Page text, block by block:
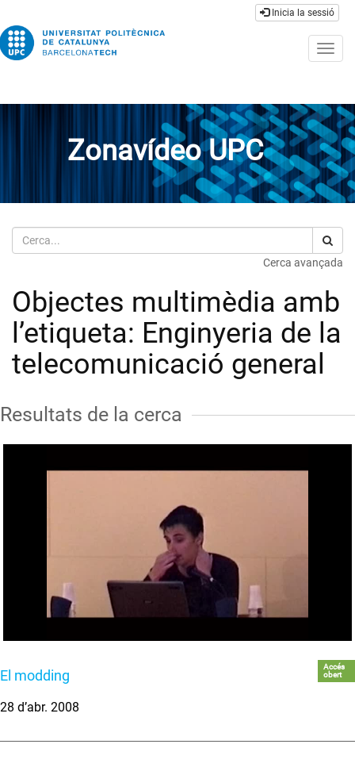
Inicia la sessió
Zonavídeo UPC
Cerca
Cerca avançada
Objectes multimèdia amb
l’etiqueta: Enginyeria de la
telecomunicació general
Resultats de la cerca
El modding
Accés
obert
28 d’abr. 2008